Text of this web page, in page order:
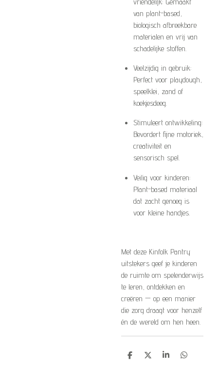
van plant-based,
biologisch afbreekbare
materialen en vrij van
schadelijke stoffen.
Veelzijdig in gebruik:
Perfect voor playdough,
speelklei, zand of
koekjesdeeg.
Stimuleert ontwikkeling:
Bevordert fijne motoriek,
creativiteit en
sensorisch spel.
Veilig voor kinderen:
Plant-based materiaal
dat zacht genoeg is
voor kleine handjes.
Met deze Kinfolk Pantry
uitstekers geef je kinderen
de ruimte om spelenderwijs
te leren, ontdekken en
creëren — op een manier
die zorg draagt voor henzelf
én de wereld om hen heen.
D
D
S
D